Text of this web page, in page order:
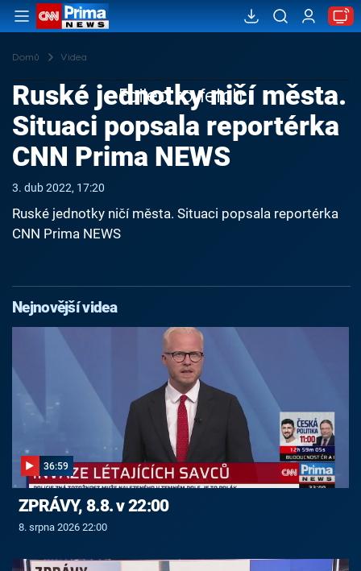
Domů Videa
Failed to fetch
Ruské jednotky ničí města.
Situaci popsala reportérka
CNN Prima NEWS
3. dub 2022, 17:20
Ruské jednotky ničí města. Situaci popsala reportérka
CNN Prima NEWS
Nejnovější videa
36:59
ZPRÁVY, 8.8. v 22:00
8. srpna 2026 22:00